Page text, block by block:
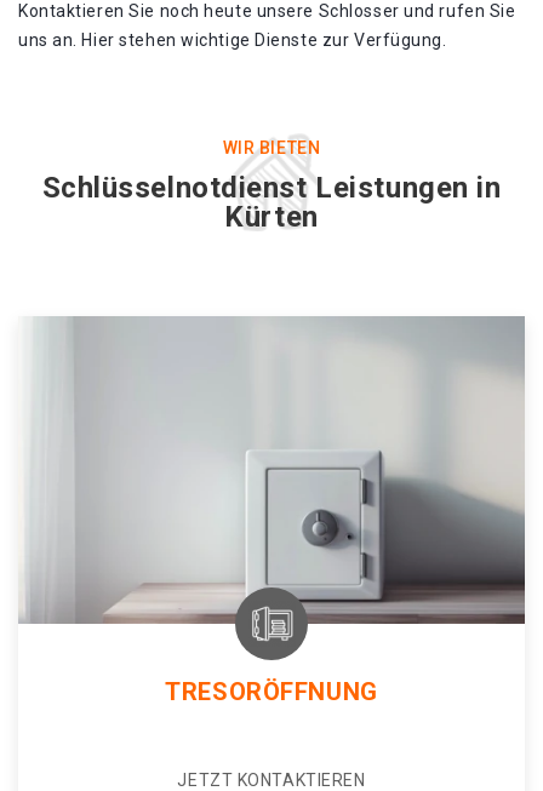
Kontaktieren Sie noch heute unsere Schlosser und rufen Sie
uns an. Hier stehen wichtige Dienste zur Verfügung.
WIR BIETEN
Schlüsselnotdienst Leistungen in
Kürten
TRESORÖFFNUNG
JETZT KONTAKTIEREN